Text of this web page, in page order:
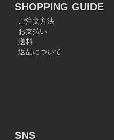
SHOPPING GUIDE
ご注文方法
お支払い
送料
返品について
SNS